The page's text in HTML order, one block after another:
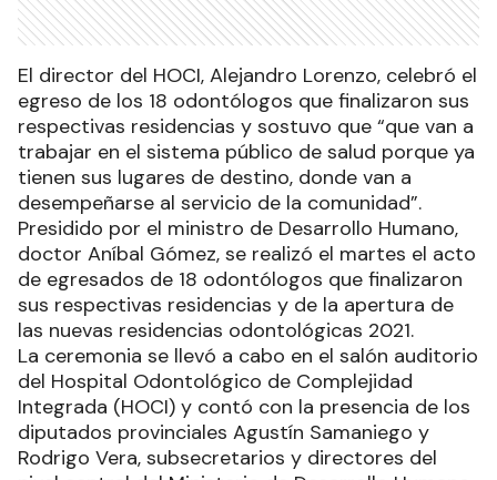
El director del HOCI, Alejandro Lorenzo, celebró el
egreso de los 18 odontólogos que finalizaron sus
respectivas residencias y sostuvo que “que van a
trabajar en el sistema público de salud porque ya
tienen sus lugares de destino, donde van a
desempeñarse al servicio de la comunidad”.
Presidido por el ministro de Desarrollo Humano,
doctor Aníbal Gómez, se realizó el martes el acto
de egresados de 18 odontólogos que finalizaron
sus respectivas residencias y de la apertura de
las nuevas residencias odontológicas 2021.
La ceremonia se llevó a cabo en el salón auditorio
del Hospital Odontológico de Complejidad
Integrada (HOCI) y contó con la presencia de los
diputados provinciales Agustín Samaniego y
Rodrigo Vera, subsecretarios y directores del